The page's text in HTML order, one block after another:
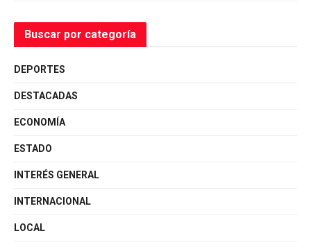
Buscar por categoría
DEPORTES
DESTACADAS
ECONOMÍA
ESTADO
INTERÉS GENERAL
INTERNACIONAL
LOCAL